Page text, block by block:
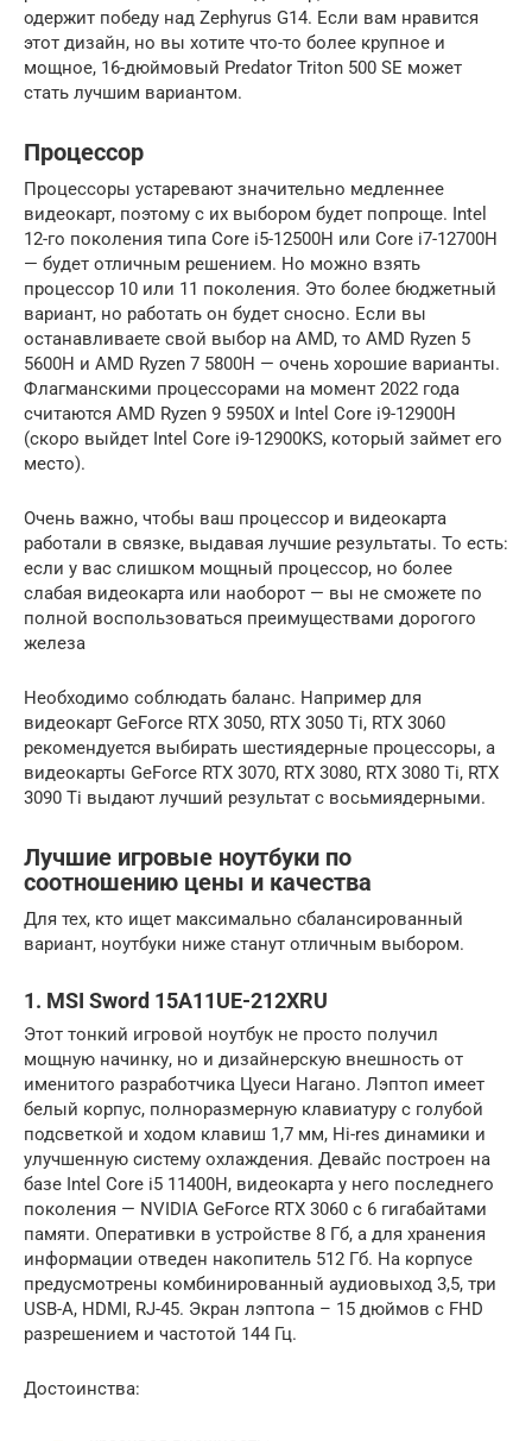
одержит победу над Zephyrus G14. Если вам нравится
этот дизайн, но вы хотите что-то более крупное и
мощное, 16-дюймовый Predator Triton 500 SE может
стать лучшим вариантом.
Процессор
Процессоры устаревают значительно медленнее
видеокарт, поэтому с их выбором будет попроще. Intel
12-го поколения типа Core i5-12500H или Core i7-12700H
— будет отличным решением. Но можно взять
процессор 10 или 11 поколения. Это более бюджетный
вариант, но работать он будет сносно. Если вы
останавливаете свой выбор на AMD, то AMD Ryzen 5
5600H и AMD Ryzen 7 5800H — очень хорошие варианты.
Флагманскими процессорами на момент 2022 года
считаются AMD Ryzen 9 5950X и Intel Core i9-12900H
(скоро выйдет Intel Core i9-12900KS, который займет его
место).
Очень важно, чтобы ваш процессор и видеокарта
работали в связке, выдавая лучшие результаты. То есть:
если у вас слишком мощный процессор, но более
слабая видеокарта или наоборот — вы не сможете по
полной воспользоваться преимуществами дорогого
железа
Необходимо соблюдать баланс. Например для
видеокарт GeForce RTX 3050, RTX 3050 Ti, RTX 3060
рекомендуется выбирать шестиядерные процессоры, а
видеокарты GeForce RTX 3070, RTX 3080, RTX 3080 Ti, RTX
3090 Ti выдают лучший результат с восьмиядерными.
Лучшие игровые ноутбуки по
соотношению цены и качества
Для тех, кто ищет максимально сбалансированный
вариант, ноутбуки ниже станут отличным выбором.
1. MSI Sword 15A11UE-212XRU
Этот тонкий игровой ноутбук не просто получил
мощную начинку, но и дизайнерскую внешность от
именитого разработчика Цуеси Нагано. Лэптоп имеет
белый корпус, полноразмерную клавиатуру с голубой
подсветкой и ходом клавиш 1,7 мм, Hi-res динамики и
улучшенную систему охлаждения. Девайс построен на
базе Intel Core i5 11400H, видеокарта у него последнего
поколения — NVIDIA GeForce RTX 3060 с 6 гигабайтами
памяти. Оперативки в устройстве 8 Гб, а для хранения
информации отведен накопитель 512 Гб. На корпусе
предусмотрены комбинированный аудиовыход 3,5, три
USB-A, HDMI, RJ-45. Экран лэптопа – 15 дюймов с FHD
разрешением и частотой 144 Гц.
Достоинства: